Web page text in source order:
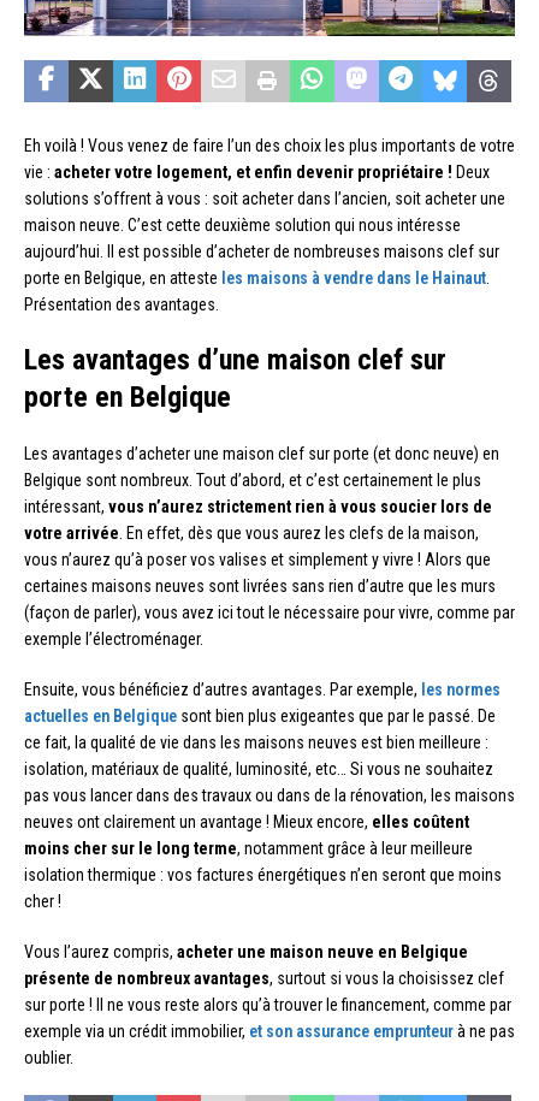
Eh voilà ! Vous venez de faire l’un des choix les plus importants de votre
vie : acheter votre logement, et enfin devenir propriétaire ! Deux
solutions s’offrent à vous : soit acheter dans l’ancien, soit acheter une
maison neuve. C’est cette deuxième solution qui nous intéresse
aujourd’hui. Il est possible d’acheter de nombreuses maisons clef sur
porte en Belgique, en atteste les maisons à vendre dans le Hainaut.
Présentation des avantages.
Les avantages d’une maison clef sur
porte en Belgique
Les avantages d’acheter une maison clef sur porte (et donc neuve) en
Belgique sont nombreux. Tout d’abord, et c’est certainement le plus
intéressant, vous n’aurez strictement rien à vous soucier lors de
votre arrivée. En effet, dès que vous aurez les clefs de la maison,
vous n’aurez qu’à poser vos valises et simplement y vivre ! Alors que
certaines maisons neuves sont livrées sans rien d’autre que les murs
(façon de parler), vous avez ici tout le nécessaire pour vivre, comme par
exemple l’électroménager.
Ensuite, vous bénéficiez d’autres avantages. Par exemple, les normes
actuelles en Belgique sont bien plus exigeantes que par le passé. De
ce fait, la qualité de vie dans les maisons neuves est bien meilleure :
isolation, matériaux de qualité, luminosité, etc… Si vous ne souhaitez
pas vous lancer dans des travaux ou dans de la rénovation, les maisons
neuves ont clairement un avantage ! Mieux encore, elles coûtent
moins cher sur le long terme, notamment grâce à leur meilleure
isolation thermique : vos factures énergétiques n’en seront que moins
cher !
Vous l’aurez compris, acheter une maison neuve en Belgique
présente de nombreux avantages, surtout si vous la choisissez clef
sur porte ! Il ne vous reste alors qu’à trouver le financement, comme par
exemple via un crédit immobilier, et son assurance emprunteurà ne pas
oublier.